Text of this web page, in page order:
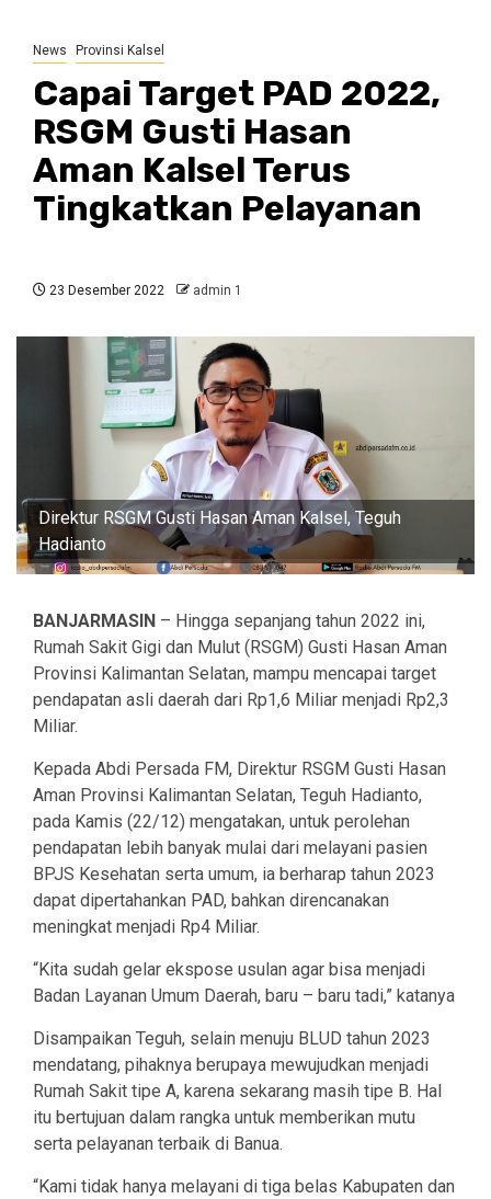
News Provinsi Kalsel
Capai Target PAD 2022,
RSGM Gusti Hasan
Aman Kalsel Terus
Tingkatkan Pelayanan
23 Desember 2022 admin 1
Direktur RSGM Gusti Hasan Aman Kalsel, Teguh
Hadianto
BANJARMASIN – Hingga sepanjang tahun 2022 ini,
Rumah Sakit Gigi dan Mulut (RSGM) Gusti Hasan Aman
Provinsi Kalimantan Selatan, mampu mencapai target
pendapatan asli daerah dari Rp1,6 Miliar menjadi Rp2,3
Miliar.
Kepada Abdi Persada FM, Direktur RSGM Gusti Hasan
Aman Provinsi Kalimantan Selatan, Teguh Hadianto,
pada Kamis (22/12) mengatakan, untuk perolehan
pendapatan lebih banyak mulai dari melayani pasien
BPJS Kesehatan serta umum, ia berharap tahun 2023
dapat dipertahankan PAD, bahkan direncanakan
meningkat menjadi Rp4 Miliar.
“Kita sudah gelar ekspose usulan agar bisa menjadi
Badan Layanan Umum Daerah, baru – baru tadi,” katanya
Disampaikan Teguh, selain menuju BLUD tahun 2023
mendatang, pihaknya berupaya mewujudkan menjadi
Rumah Sakit tipe A, karena sekarang masih tipe B. Hal
itu bertujuan dalam rangka untuk memberikan mutu
serta pelayanan terbaik di Banua.
“Kami tidak hanya melayani di tiga belas Kabupaten dan